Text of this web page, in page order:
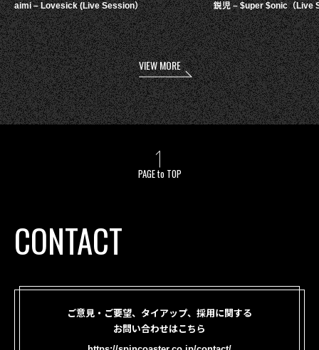
aimi – Lovesick (Live Session） 鋭児 – $uper $onic（Live
VIEW MORE
PAGE to TOP
CONTACT
ご意見・ご要望、タイアップ、採用に関する
お問い合わせはこちら